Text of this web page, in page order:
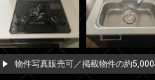
物件写真販売可／掲載物件の約